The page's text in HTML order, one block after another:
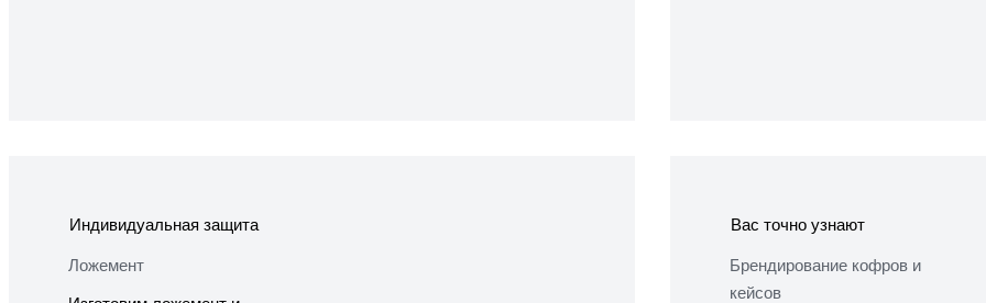
Индивидуальная защита
Ложемент
Вас точно узнают
Брендирование кофров и
кейсов